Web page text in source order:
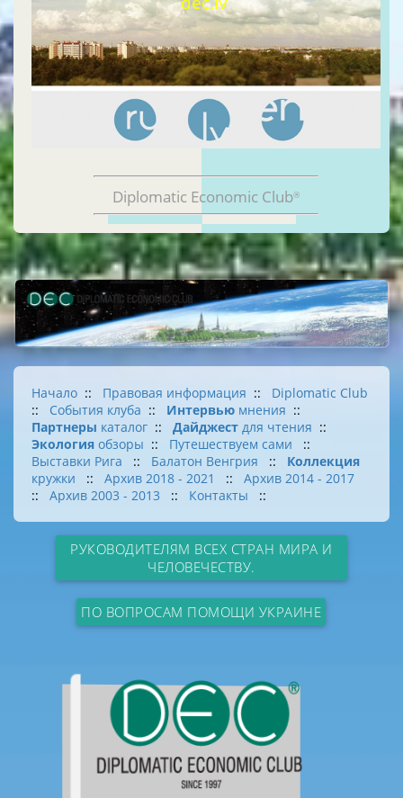
Diplomatic Economic Club®
Начало :: Правовая информация :: Diplomatic Club
:: События клуба :: Интервью мнения ::
Партнеры каталог :: Дайджест для чтения ::
Экология обзоры :: Путешествуем сами
::
Выставки Рига
:: Балатон Венгрия :: Коллекция
кружки
:: Архив 2018 - 2021 :: Архив 2014 - 2017
:: Архив 2003 - 2013 :: Контакты ::
РУКОВОДИТЕЛЯМ ВСЕХ СТРАН МИРА И
ЧЕЛОВЕЧЕСТВУ.
ПО ВОПРОСАМ ПОМОЩИ УКРАИНЕ